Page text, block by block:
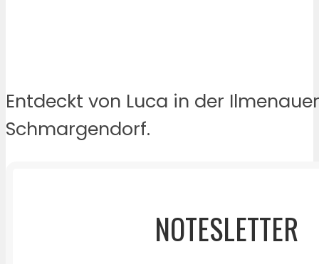
Entdeckt von Luca in der
Schmargendorf.
NOTESLETTER